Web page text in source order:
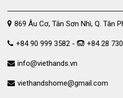
869 Âu Cơ, Tân Sơn Nhì, Q. Tân
+84 90 999 3582 - +84 28
info@viethands.vn
viethandshome@gmail.com